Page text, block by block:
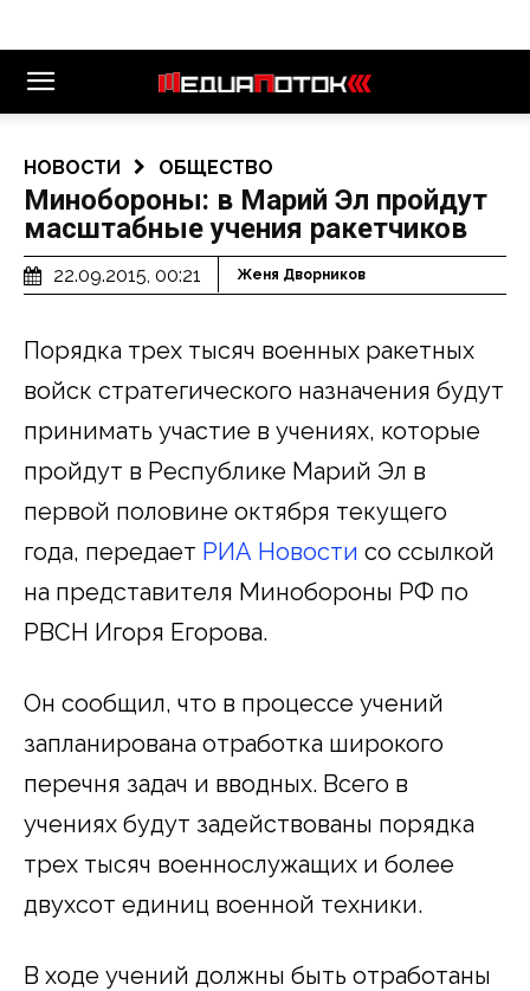
НОВОСТИ ОБЩЕСТВО
Минобороны: в Марий Эл пройдут
масштабные учения ракетчиков
22.09.2015, 00:21 Женя Дворников
Порядка трех тысяч военных ракетных
войск стратегического назначения будут
принимать участие в учениях, которые
пройдут в Республике Марий Эл в
первой половине октября текущего
года, передает РИА Новости со ссылкой
на представителя Минобороны РФ по
РВСН Игоря Егорова.
Он сообщил, что в процессе учений
запланирована отработка широкого
перечня задач и вводных. Всего в
учениях будут задействованы порядка
трех тысяч военнослужащих и более
двухсот единиц военной техники.
В ходе учений должны быть отработаны